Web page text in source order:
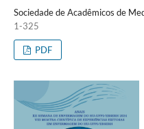
Sociedade de Acadêmicos de
1-325
PDF